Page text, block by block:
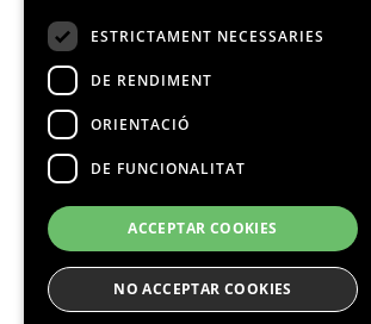
ESTRICTAMENT NECESSARIES
DE RENDIMENT
ORIENTACIÓ
DE FUNCIONALITAT
ACCEPTAR COOKIES
NO ACCEPTAR COOKIES